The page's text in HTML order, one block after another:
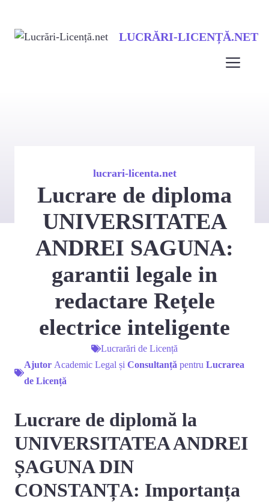
LUCRĂRI-LICENȚĂ.NET
lucrari-licenta.net
Lucrare de diploma
UNIVERSITATEA
ANDREI SAGUNA:
garantii legale in
redactare Rețele
electrice inteligente
Lucrarări de Licență
Ajutor Academic Legal și Consultanță pentru Lucrarea
de Licență
Lucrare de diplomă la
UNIVERSITATEA ANDREI
ȘAGUNA DIN
CONSTANȚA: Importanța